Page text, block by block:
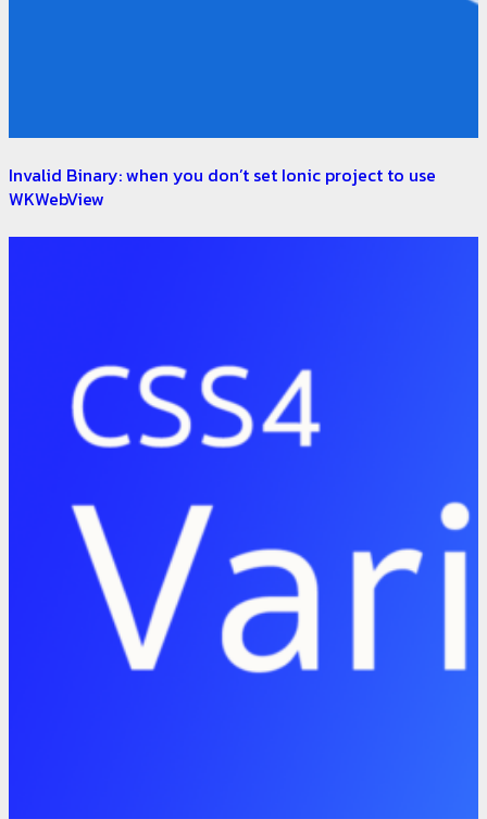
Invalid Binary: when you don’t set Ionic project to use
WKWebView